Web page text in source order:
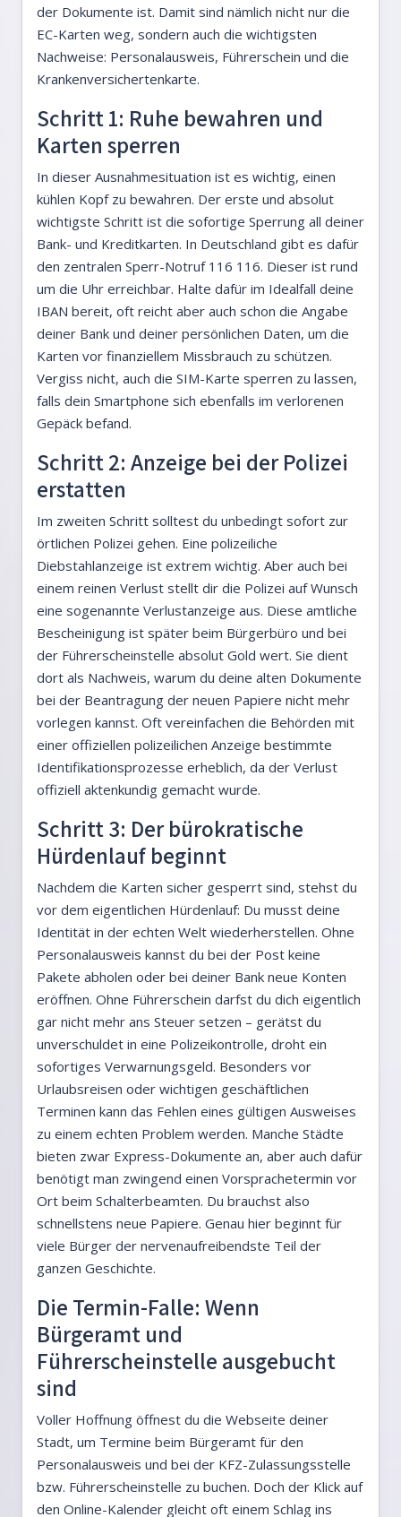
der Dokumente ist. Damit sind nämlich nicht nur die
EC-Karten weg, sondern auch die wichtigsten
Nachweise: Personalausweis, Führerschein und die
Krankenversichertenkarte.
Schritt 1: Ruhe bewahren und
Karten sperren
In dieser Ausnahmesituation ist es wichtig, einen
kühlen Kopf zu bewahren. Der erste und absolut
wichtigste Schritt ist die sofortige Sperrung all deiner
Bank- und Kreditkarten. In Deutschland gibt es dafür
den zentralen Sperr-Notruf 116 116. Dieser ist rund
um die Uhr erreichbar. Halte dafür im Idealfall deine
IBAN bereit, oft reicht aber auch schon die Angabe
deiner Bank und deiner persönlichen Daten, um die
Karten vor finanziellem Missbrauch zu schützen.
Vergiss nicht, auch die SIM-Karte sperren zu lassen,
falls dein Smartphone sich ebenfalls im verlorenen
Gepäck befand.
Schritt 2: Anzeige bei der Polizei
erstatten
Im zweiten Schritt solltest du unbedingt sofort zur
örtlichen Polizei gehen. Eine polizeiliche
Diebstahlanzeige ist extrem wichtig. Aber auch bei
einem reinen Verlust stellt dir die Polizei auf Wunsch
eine sogenannte Verlustanzeige aus. Diese amtliche
Bescheinigung ist später beim Bürgerbüro und bei
der Führerscheinstelle absolut Gold wert. Sie dient
dort als Nachweis, warum du deine alten Dokumente
bei der Beantragung der neuen Papiere nicht mehr
vorlegen kannst. Oft vereinfachen die Behörden mit
einer offiziellen polizeilichen Anzeige bestimmte
Identifikationsprozesse erheblich, da der Verlust
offiziell aktenkundig gemacht wurde.
Schritt 3: Der bürokratische
Hürdenlauf beginnt
Nachdem die Karten sicher gesperrt sind, stehst du
vor dem eigentlichen Hürdenlauf: Du musst deine
Identität in der echten Welt wiederherstellen. Ohne
Personalausweis kannst du bei der Post keine
Pakete abholen oder bei deiner Bank neue Konten
eröffnen. Ohne Führerschein darfst du dich eigentlich
gar nicht mehr ans Steuer setzen – gerätst du
unverschuldet in eine Polizeikontrolle, droht ein
sofortiges Verwarnungsgeld. Besonders vor
Urlaubsreisen oder wichtigen geschäftlichen
Terminen kann das Fehlen eines gültigen Ausweises
zu einem echten Problem werden. Manche Städte
bieten zwar Express-Dokumente an, aber auch dafür
benötigt man zwingend einen Vorsprachetermin vor
Ort beim Schalterbeamten. Du brauchst also
schnellstens neue Papiere. Genau hier beginnt für
viele Bürger der nervenaufreibendste Teil der
ganzen Geschichte.
Die Termin-Falle: Wenn
Bürgeramt und
Führerscheinstelle ausgebucht
sind
Voller Hoffnung öffnest du die Webseite deiner
Stadt, um Termine beim Bürgeramt für den
Personalausweis und bei der KFZ-Zulassungsstelle
bzw. Führerscheinstelle zu buchen. Doch der Klick auf
den Online-Kalender gleicht oft einem Schlag ins